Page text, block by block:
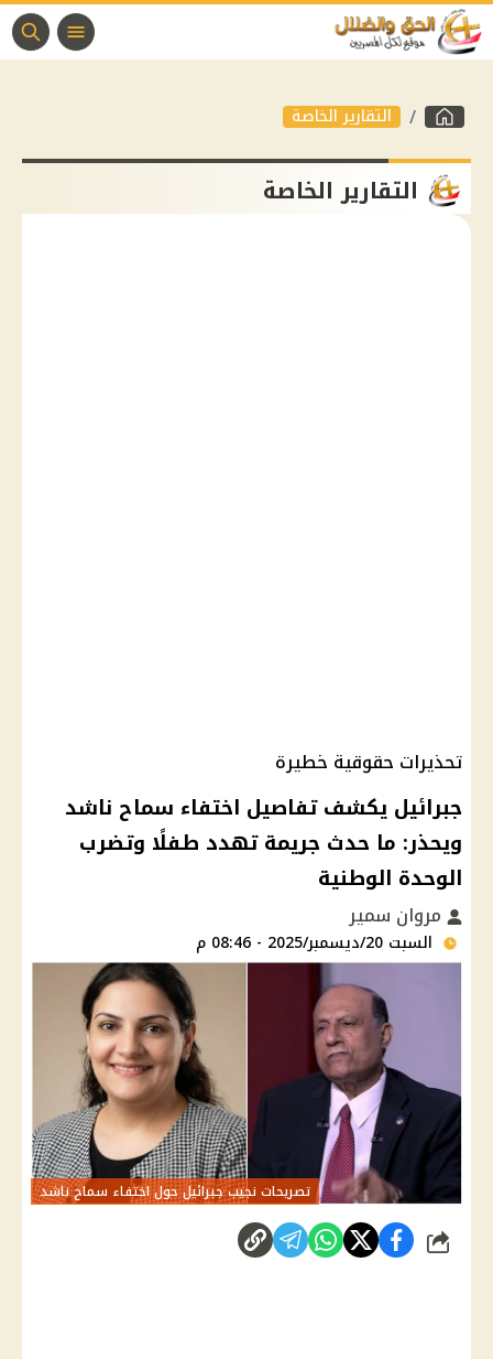
التقارير الخاصة
التقارير الخاصة
تحذيرات حقوقية خطيرة
جبرائيل يكشف تفاصيل اختفاء سماح ناشد
ويحذر: ما حدث جريمة تهدد طفلًا وتضرب
الوحدة الوطنية
مروان سمير
السبت 20/ديسمبر/2025 - 08:46 م
تصريحات نجيب جبرائيل حول اختفاء سماح ناشد
شارك